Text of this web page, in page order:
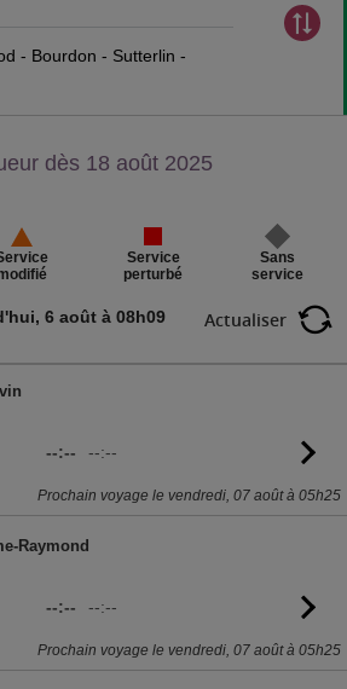
- Bourdon - Sutterlin -
dès 18 août 2025
Service
perturbé
Sans
service
6 août à 08h09 Actualiser
--:-- --:--
Prochain voyage le vendredi, 07 août à 05h25
Raymond
--:-- --:--
Prochain voyage le vendredi, 07 août à 05h25